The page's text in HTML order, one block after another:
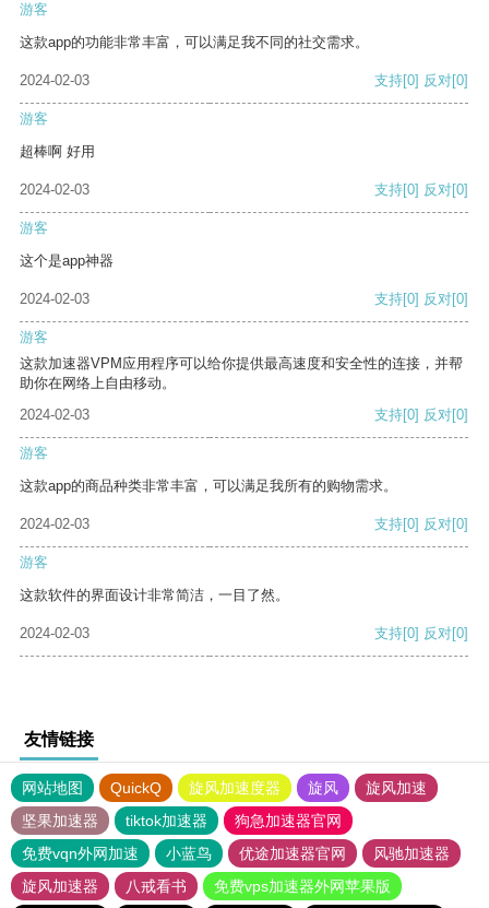
游客
这款app的功能非常丰富，可以满足我不同的社交需求。
2024-02-03 支持[0] 反对[0]
游客
超棒啊 好用
2024-02-03 支持[0] 反对[0]
游客
这个是app神器
2024-02-03 支持[0] 反对[0]
游客
这款加速器VPM应用程序可以给你提供最高速度和安全性的连接，并帮
助你在网络上自由移动。
2024-02-03
支持[0] 反对[0]
游客
这款app的商品种类非常丰富，可以满足我所有的购物需求。
2024-02-03 支持[0] 反对[0]
游客
这款软件的界面设计非常简洁，一目了然。
2024-02-03 支持[0] 反对[0]
友情链接
网站地图 QuickQ 旋风加速度器 旋风
旋风加速
坚果加速器
tiktok加速器
狗急加速器官网
免费vqn外网加速
小蓝鸟 优途加速器官网
风驰加速器
旋风加速器
八戒看书 免费vps加速器外网苹果版